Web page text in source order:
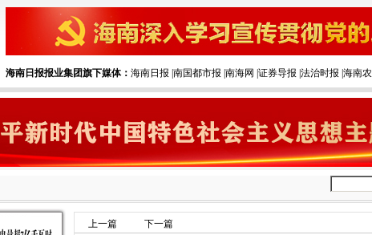
海南日报报业集团旗下媒体： 海南日报 南国都市报 南海网 证券导报 法治时报 海南
上一篇 下一篇